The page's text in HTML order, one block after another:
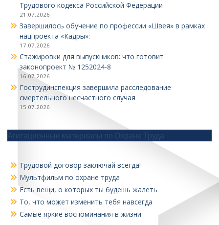
Трудового кодекса Российской Федерации
21.07.2026
Завершилось обучение по профессии «Швея» в рамках
нацпроекта «Кадры»:
17.07.2026
Стажировки для выпускников: что готовит
законопроект № 1252024‑8
16.07.2026
Гострудинспекция завершила расследование
смертельного несчастного случая
15.07.2026
Агитационные материалы по Охране Труда
Трудовой договор заключай всегда!
Мультфильм по охране труда
Есть вещи, о которых ты будешь жалеть
То, что может изменить тебя навсегда
Самые яркие воспоминания в жизни